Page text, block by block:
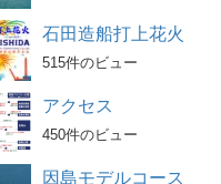
石田造船打上花火
515件のビュー
アクセス
450件のビュー
因島モデルコース